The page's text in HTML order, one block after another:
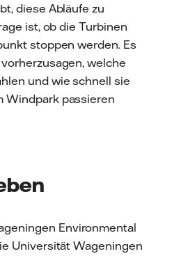
diese Abläufe zu
ist, ob die Turbinen
stoppen werden. Es
welche
und wie schnell sie
Windpark passieren
Environmental
Universität Wageningen